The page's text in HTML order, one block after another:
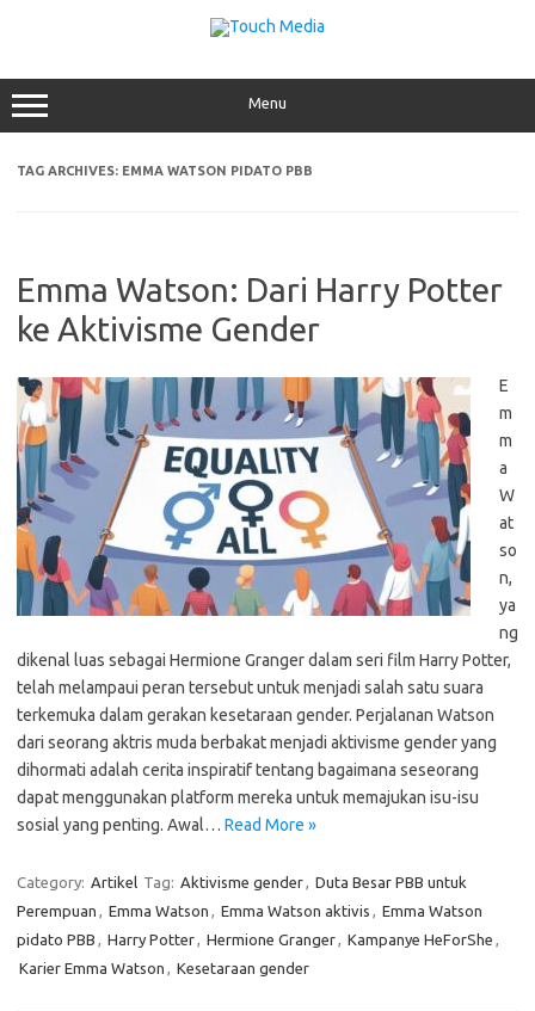
Menu
TAG ARCHIVES: EMMA WATSON PIDATO PBB
Emma Watson: Dari Harry Potter
ke Aktivisme Gender
E
m
m
a
W
at
so
n,
ya
ng
dikenal luas sebagai Hermione Granger dalam seri film Harry Potter,
telah melampaui peran tersebut untuk menjadi salah satu suara
terkemuka dalam gerakan kesetaraan gender. Perjalanan Watson
dari seorang aktris muda berbakat menjadi aktivisme gender yang
dihormati adalah cerita inspiratif tentang bagaimana seseorang
dapat menggunakan platform mereka untuk memajukan isu-isu
sosial yang penting. Awal… Read More »
Category: Artikel Tag: Aktivisme gender, Duta Besar PBB untuk
Perempuan , Emma Watson , Emma Watson aktivis , Emma Watson
pidato PBB , Harry Potter, Hermione Granger, Kampanye HeForShe ,
Karier Emma Watson , Kesetaraan gender